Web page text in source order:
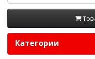
Категории